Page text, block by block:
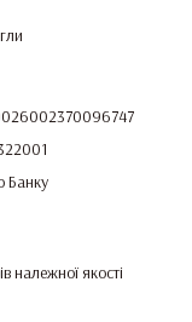
Банку
належної якості